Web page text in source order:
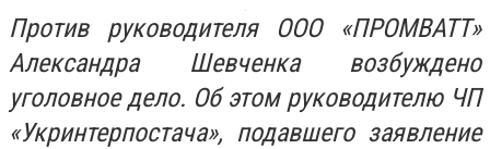
Против руководителя ООО «ПРОМВАТТ»
Александра Шевченка возбуждено
уголовное дело. Об этом руководителю ЧП
«Укринтерпостача», подавшего заявление